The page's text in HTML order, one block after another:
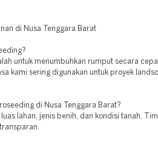
di Nusa Tenggara Barat
untuk menumbuhkan rumput secara
kami sering digunakan untuk proyek
di Nusa Tenggara Barat?
luas lahan, jenis benih, dan kondisi tanah.